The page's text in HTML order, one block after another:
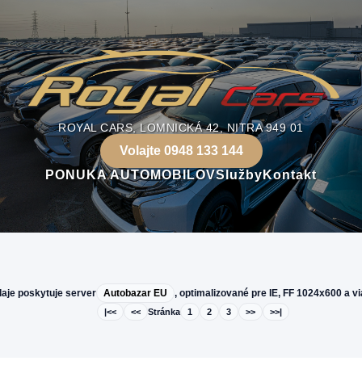
ROYAL CARS, LOMNICKÁ 42, NITRA 949 01
PONUKA AUTOMOBILOVSlužby Kontakt
Volajte 0948 133 144
poskytuje server Autobazar EU , optimalizované pre IE, FF 1024x600 a
|<< << Stránka 1 2 3 >> >>|